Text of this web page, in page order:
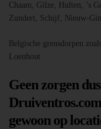
Chaam, Gilze, Hulten, ’s
Zundert, Schijf, Nieuw-
Belgische grensdorpen
Loenhout
Geen zorgen
gewoon op